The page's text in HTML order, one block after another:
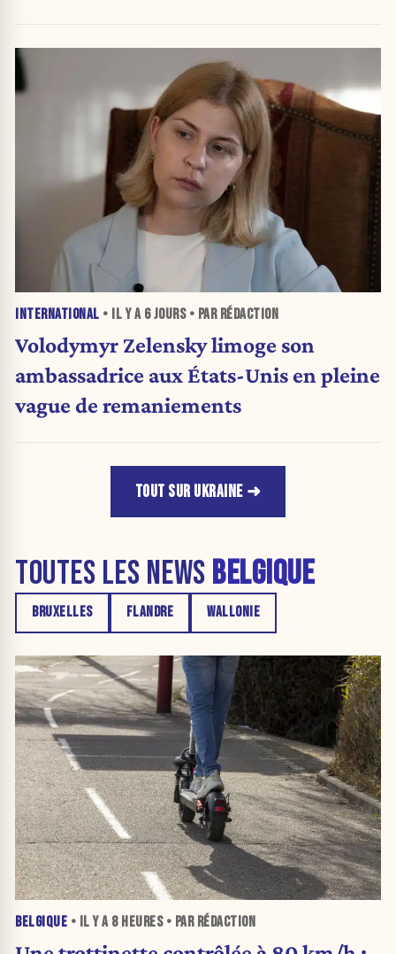
INTERNATIONAL • IL Y A 6 JOURS• PAR RÉDACTION
Volodymyr Zelensky limoge son
ambassadrice aux États-Unis en pleine
vague de remaniements
TOUT SUR UKRAINE
TOUTES LES NEWS BELGIQUE
BRUXELLES FLANDRE WALLONIE
BELGIQUE • IL Y A 8 HEURES• PAR RÉDACTION